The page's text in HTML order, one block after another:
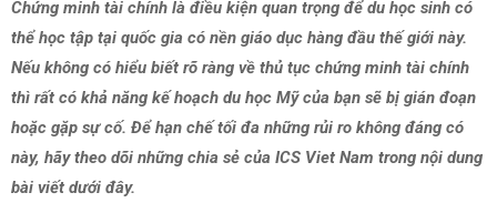
Chứng minh tài chính là điều kiện quan trọng để du học sinh có
thể học tập tại quốc gia có nền giáo dục hàng đầu thế giới này.
Nếu không có hiểu biết rõ ràng về thủ tục chứng minh tài chính
thì rất có khả năng kế hoạch du học Mỹ của bạn sẽ bị gián đoạn
hoặc gặp sự cố. Để hạn chế tối đa những rủi ro không đáng có
này, hãy theo dõi những chia sẻ của ICS Viet Nam trong nội dung
bài viết dưới đây.